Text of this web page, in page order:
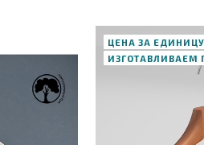
ЦЕНА ЗА ЕДИНИЦУ
ИЗГОТАВЛИВАЕМ